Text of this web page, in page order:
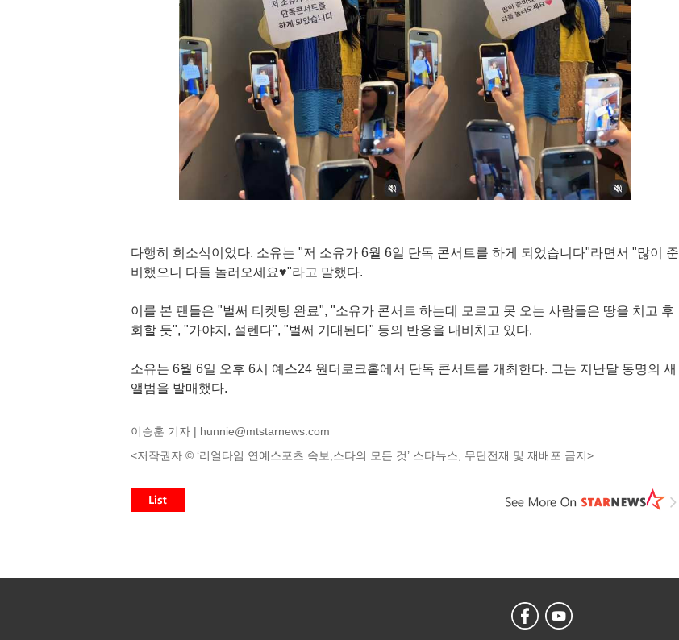
다행히 희소식이었다. 소유는 "저 소유가 6월 6일 단독 콘서트를 하게 되었습니다"라면서 "많이 준
비했으니 다들 놀러오세요♥"라고 말했다.
이를 본 팬들은 "벌써 티켓팅 완료", "소유가 콘서트 하는데 모르고 못 오는 사람들은 땅을 치고 후
회할 듯", "가야지, 설렌다", "벌써 기대된다" 등의 반응을 내비치고 있다.
소유는 6월 6일 오후 6시 예스24 원더로크홀에서 단독 콘서트를 개최한다. 그는 지난달 동명의 새
앨범을 발매했다.
이승훈 기자 | hunnie@mtstarnews.com
<저작권자 © ‘리얼타임 연예스포츠 속보,스타의 모든 것’ 스타뉴스, 무단전재 및 재배포 금지>